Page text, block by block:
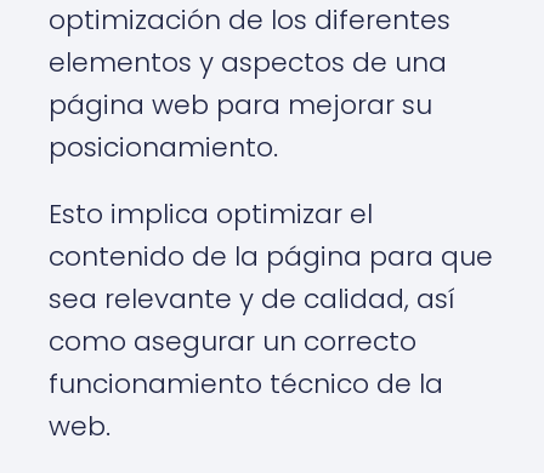
optimización de los diferentes
elementos y aspectos de una
página web para mejorar su
posicionamiento.
Esto implica optimizar el
contenido de la página para que
sea relevante y de calidad, así
como asegurar un correcto
funcionamiento técnico de la
web.